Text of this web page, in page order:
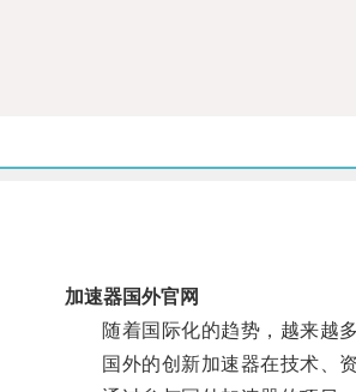
加速器国外官网
随着国际化的趋势，越来越多
国外的创新加速器在技术、资